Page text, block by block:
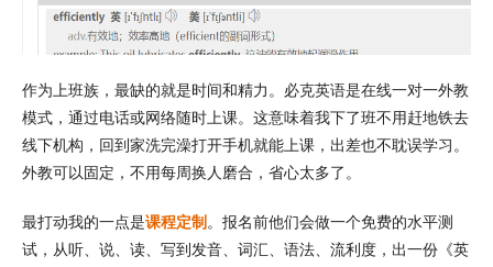
作为上班族，最缺的就是时间和精力。必克英语是在线一对一外教
模式，通过电话或网络随时上课。这意味着我下了班不用赶地铁去
线下机构，回到家洗完澡打开手机就能上课，出差也不耽误学习。
外教可以固定，不用每周换人磨合，省心太多了。
最打动我的一点是课程定制 。报名前他们会做一个免费的水平测
试，从听、说、读、写到发音、词汇、语法、流利度，出一份《英